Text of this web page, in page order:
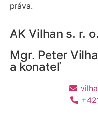
práva.
AK Vilhan s. r. o.
Mgr. Peter
a konateľ